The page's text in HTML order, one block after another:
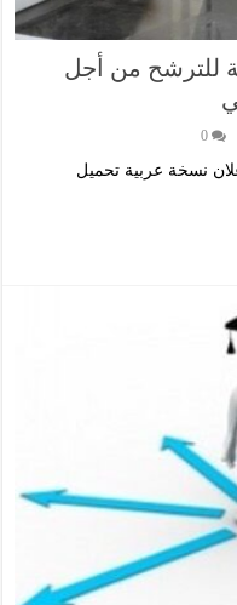
للترشح من أجل
0
نسخة عربية تحميل